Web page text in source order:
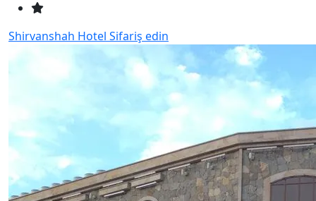
Shirvanshah Hotel Sifariş edin